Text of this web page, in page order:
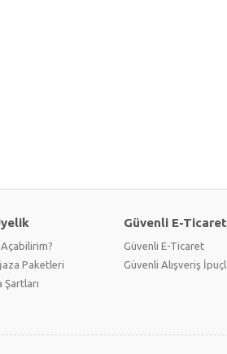
Paketleri
Şartları
Güvenli E-Ticaret
Güvenli E-Ticaret
Güvenli Alışveriş